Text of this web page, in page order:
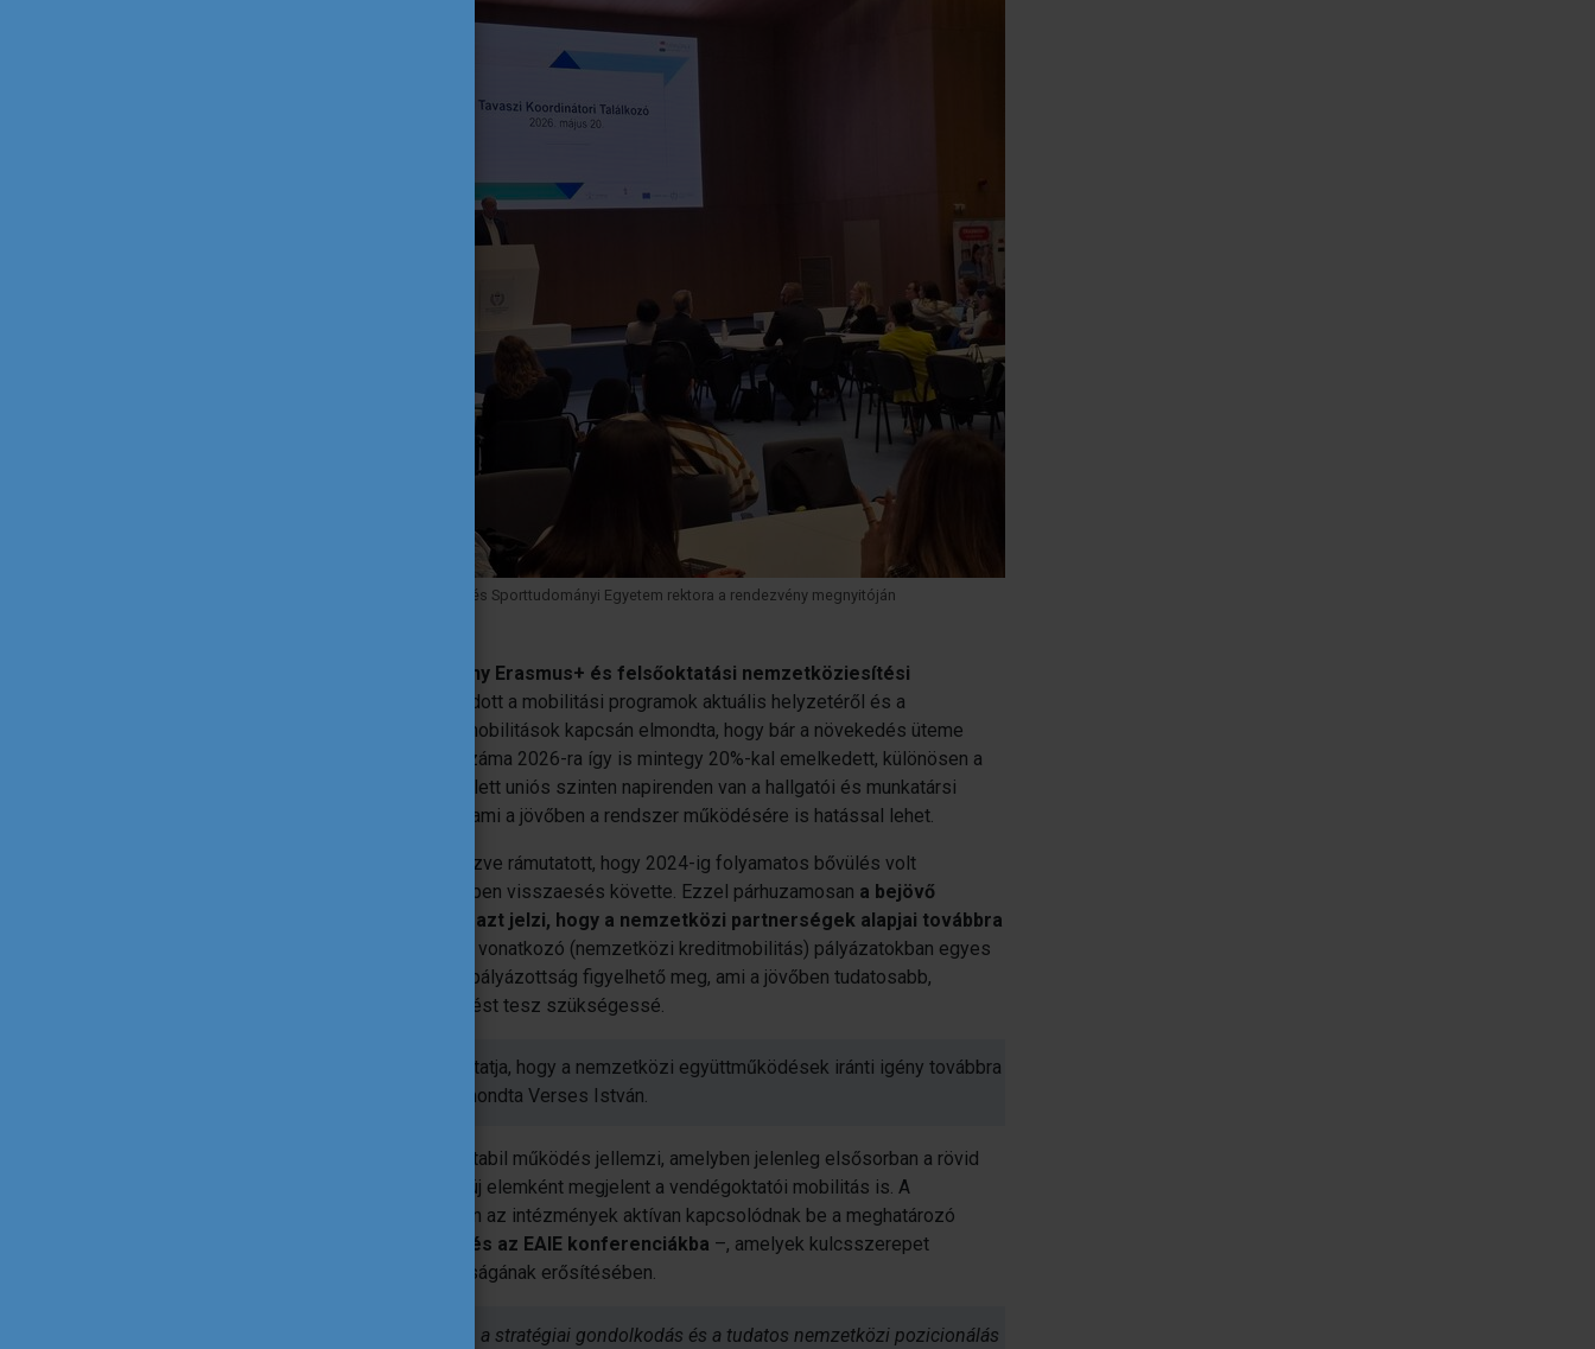
Prof. Dr. Sterbenz Tamás, a Magyar Testnevelési és Sporttudományi Egyetem rektora a rendezvény megnyitóján
Verses István, a Tempus Közalapítvány Erasmus+ és felsőoktatási nemzetköziesítési
előadásában átfogó képet adott a mobilitási programok aktuális helyzetéről és a
legfontosabb trendekről. Az Erasmus+ mobilitások kapcsán elmondta, hogy bár a növekedés üteme
mérséklődött, az igényelt mobilitások száma 2026-ra így is mintegy 20%-kal emelkedett, különösen a
személyzeti mobilitások területén. Emellett uniós szinten napirenden van a hallgatói és munkatársi
mobilitások arányának újragondolása is, ami a jövőben a rendszer működésére is hatással lehet.
A hallgatói mobilitások alakulását elemezve rámutatott, hogy 2024-ig folyamatos bővülés volt
tapasztalható, ezt azonban 2024–2025-ben visszaesés követte. Ezzel párhuzamosan a bejövő
mobilitások száma stabil maradt, ami azt jelzi, hogy a nemzetközi partnerségek alapjai továbbra
Az Európán túli mobilitásokra vonatkozó (nemzetközi kreditmobilitás) pályázatokban egyes
régiók esetében ugyanakkor jelentős túlpályázottság figyelhető meg, ami a jövőben tudatosabb,
stratégiai szemléletű intézményi tervezést tesz szükségessé.
A mobilitási számok alakulása azt mutatja, hogy a nemzetközi együttműködések iránti igény továbbra
is erős az intézmények részéről.” – mondta Verses István.
A Pannónia kapcsán kitért arra is, hogy stabil működés jellemzi, amelyben jelenleg elsősorban a rövid
távú mobilitások dominálnak, miközben új elemként megjelent a vendégoktatói mobilitás is. A
nemzetközi jelenlét erősítése érdekében az intézmények aktívan kapcsolódnak be a meghatározó
NAFSA és az EAIE konferenciákba –, amelyek kulcsszerepet
játszanak a magyar felsőoktatás láthatóságának erősítésében.
„A jövőben a siker kulcsa egyre inkább a stratégiai gondolkodás és a tudatos nemzetközi pozicionálás